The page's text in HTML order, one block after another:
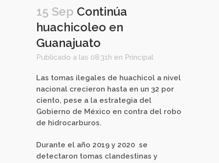
15 Sep Continúa
huachicoleo en
Guanajuato
Publicado a las 08:31h en Principal
Las tomas ilegales de huachicol a nivel
nacional crecieron hasta en un 32 por
ciento, pese a la estrategia del
Gobierno de México en contra del robo
de hidrocarburos.
Durante el año 2019 y 2020 se
detectaron tomas clandestinas y